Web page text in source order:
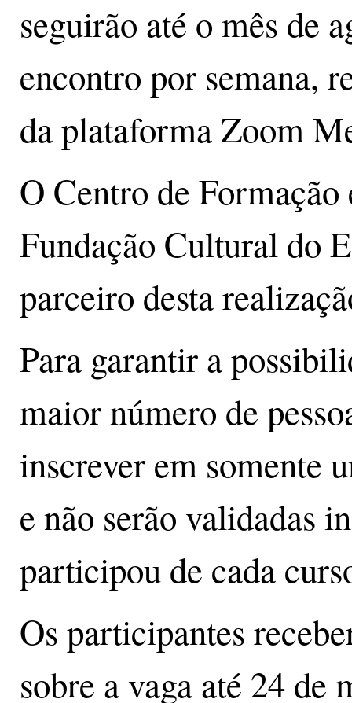
seguirão até o mês de
encontro por semana,
da plataforma Zoom
O Centro de
Fundação Cultural do
parceiro desta
Para garantir a
maior número de
inscrever em somente
e não serão validadas
participou de cada
Os participantes
sobre a vaga até 24